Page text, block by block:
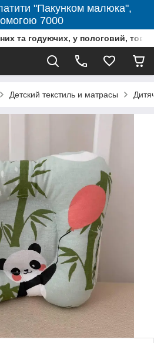
"Пакунком малюка",
7000
та годуючих, у пологовий,
Детский текстиль и матрасы